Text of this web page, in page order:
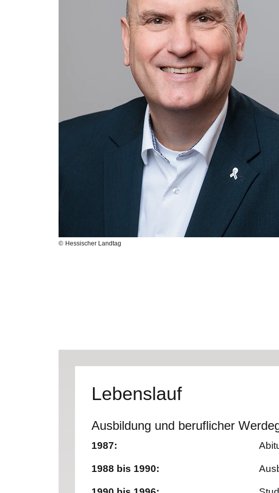
Hessischer Landtag
Lebenslauf
Ausbildung und beruflicher
1987:
1988 bis 1990: